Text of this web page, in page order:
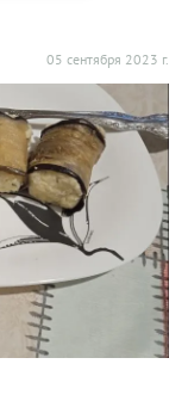
05 сентября 2023 г.